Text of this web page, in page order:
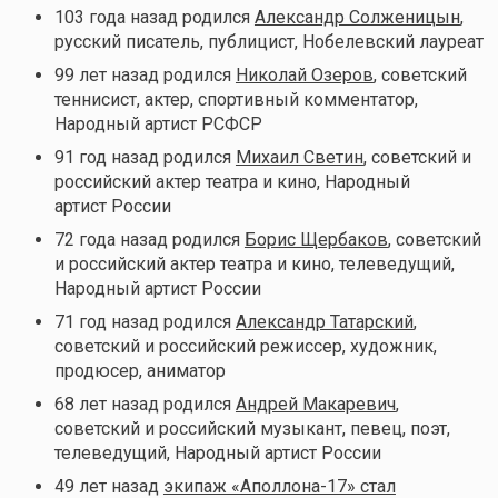
103 года назад родился Александр Солженицын,
русский писатель, публицист, Нобелевский лауреат
99 лет назад родился Николай Озеров, советский
теннисист, актер, спортивный комментатор,
Народный артист РСФСР
91 год назад родился Михаил Светин, советский и
российский актер театра и кино, Народный
артист России
72 года назад родился Борис Щербаков, советский
и российский актер театра и кино, телеведущий,
Народный артист России
71 год назад родился Александр Татарский,
советский и российский режиссер, художник,
продюсер, аниматор
68 лет назад родился Андрей Макаревич,
советский и российский музыкант, певец, поэт,
телеведущий, Народный артист России
49 лет назад экипаж «Аполлона-17» стал